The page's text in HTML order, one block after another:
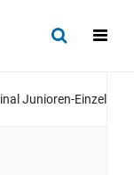
Junioren-